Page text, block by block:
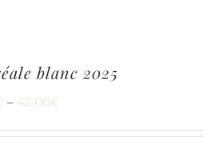
blanc 2025
– 42,00€